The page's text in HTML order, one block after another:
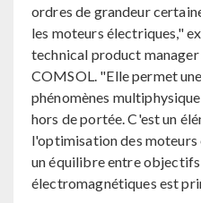
ordres de grandeur
les moteurs électriques,"
technical product
COMSOL. "Elle permet
phénomènes
hors de portée. C'est un
l'optimisation des moteurs
un équilibre entre
électromagnétiques est